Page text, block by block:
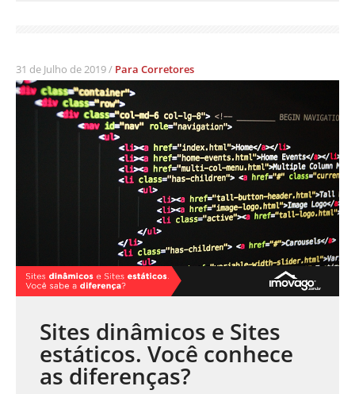
31 de Julho de 2019 / Para Corretores
Sites dinâmicos e Sites
estáticos. Você conhece
as diferenças?